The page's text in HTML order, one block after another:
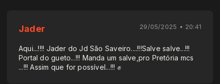
Jader 29/05/2025 • 20:41
Aqui...!!!! Jader do Jd São Saveiro....!!!Salve salve...!!!
Portal do gueto...!!! Manda um salve,pro Pretória mcs
...!!! Assim que for possível...!!! ✊